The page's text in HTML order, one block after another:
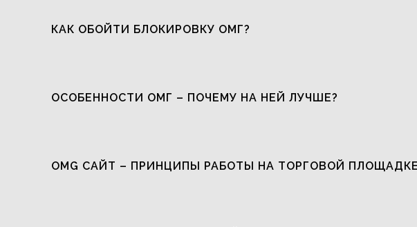
КАК ОБОЙТИ БЛОКИРОВКУ ОМГ?
ОСОБЕННОСТИ ОМГ – ПОЧЕМУ НА НЕЙ ЛУЧШЕ?
OMG САЙТ – ПРИНЦИПЫ РАБОТЫ НА ТОРГОВОЙ